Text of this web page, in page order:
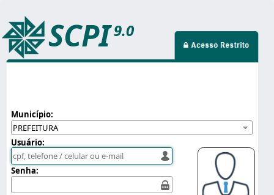
SCPI 9.0
Município:
Usuário:
Senha: